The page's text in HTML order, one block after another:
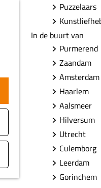
Puzzelaars
In de buurt van
Purmerend
Zaandam
Amsterdam
Haarlem
Aalsmeer
Hilversum
Utrecht
Culemborg
Leerdam
Gorinchem